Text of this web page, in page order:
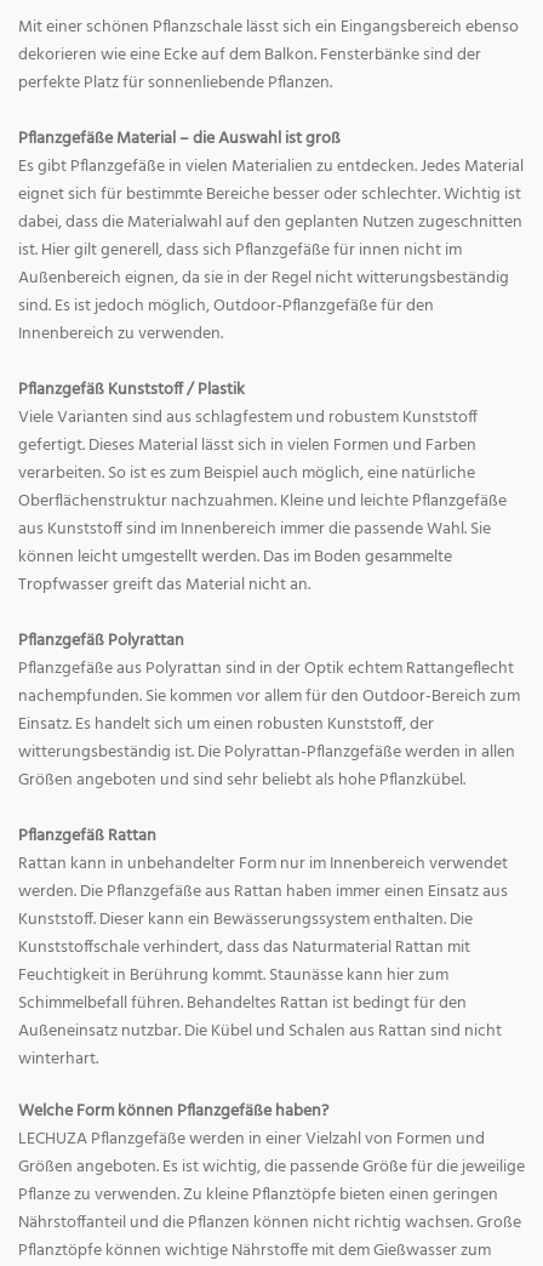
Mit einer schönen Pflanzschale lässt sich ein Eingangsbereich ebenso
dekorieren wie eine Ecke auf dem Balkon. Fensterbänke sind der
perfekte Platz für sonnenliebende Pflanzen.
Pflanzgefäße Material – die Auswahl ist groß
Es gibt Pflanzgefäße in vielen Materialien zu entdecken. Jedes Material
eignet sich für bestimmte Bereiche besser oder schlechter. Wichtig ist
dabei, dass die Materialwahl auf den geplanten Nutzen zugeschnitten
ist. Hier gilt generell, dass sich Pflanzgefäße für innen nicht im
Außenbereich eignen, da sie in der Regel nicht witterungsbeständig
sind. Es ist jedoch möglich, Outdoor-Pflanzgefäße für den
Innenbereich zu verwenden.
Pflanzgefäß Kunststoff / Plastik
Viele Varianten sind aus schlagfestem und robustem Kunststoff
gefertigt. Dieses Material lässt sich in vielen Formen und Farben
verarbeiten. So ist es zum Beispiel auch möglich, eine natürliche
Oberflächenstruktur nachzuahmen. Kleine und leichte Pflanzgefäße
aus Kunststoff sind im Innenbereich immer die passende Wahl. Sie
können leicht umgestellt werden. Das im Boden gesammelte
Tropfwasser greift das Material nicht an.
Pflanzgefäß Polyrattan
Pflanzgefäße aus Polyrattan sind in der Optik echtem Rattangeflecht
nachempfunden. Sie kommen vor allem für den Outdoor-Bereich zum
Einsatz. Es handelt sich um einen robusten Kunststoff, der
witterungsbeständig ist. Die Polyrattan-Pflanzgefäße werden in allen
Größen angeboten und sind sehr beliebt als hohe Pflanzkübel.
Pflanzgefäß Rattan
Rattan kann in unbehandelter Form nur im Innenbereich verwendet
werden. Die Pflanzgefäße aus Rattan haben immer einen Einsatz aus
Kunststoff. Dieser kann ein Bewässerungssystem enthalten. Die
Kunststoffschale verhindert, dass das Naturmaterial Rattan mit
Feuchtigkeit in Berührung kommt. Staunässe kann hier zum
Schimmelbefall führen. Behandeltes Rattan ist bedingt für den
Außeneinsatz nutzbar. Die Kübel und Schalen aus Rattan sind nicht
winterhart.
Welche Form können Pflanzgefäße haben?
LECHUZA Pflanzgefäße werden in einer Vielzahl von Formen und
Größen angeboten. Es ist wichtig, die passende Größe für die jeweilige
Pflanze zu verwenden. Zu kleine Pflanztöpfe bieten einen geringen
Nährstoffanteil und die Pflanzen können nicht richtig wachsen. Große
Pflanztöpfe können wichtige Nährstoffe mit dem Gießwasser zum